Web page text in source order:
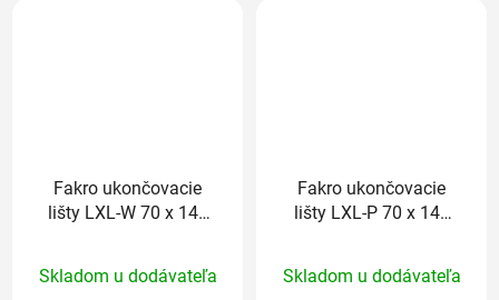
Fakro ukončovacie
lišty LXL-W 70 x 140
hodnotenie
Skladom u dodávateľa
Fakro ukončovacie
lišty LXL-P 70 x 140
hodnotenie
Skladom u dodávateľa